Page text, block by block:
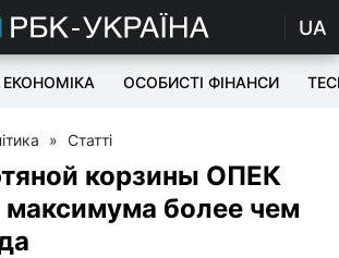
UA
ЕКОНОМІКА ОСОБИСТІ ФІНАНСИ
» Статті
корзины ОПЕК
максимума более чем